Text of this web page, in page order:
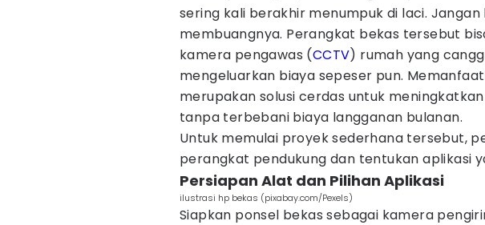
sering kali berakhir menumpuk di laci.
membuangnya. Perangkat bekas tersebut
kamera pengawas (CCTV) rumah yang
mengeluarkan biaya sepeser pun.
merupakan solusi cerdas untuk
tanpa terbebani biaya langganan bulanan.
Untuk memulai proyek sederhana tersebut,
perangkat pendukung dan tentukan aplikasi
Persiapan Alat dan Pilihan Aplikasi
ilustrasi hp bekas (pixabay.com/Pexels)
Siapkan ponsel bekas sebagai kamera